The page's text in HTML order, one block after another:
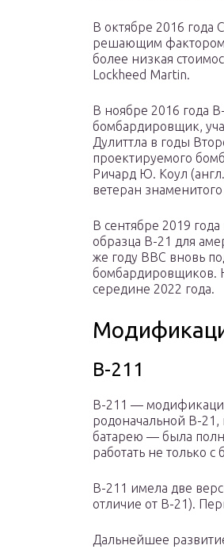
В октябре 2016 года
решающим фактором
более низкая
Lockheed Martin.
В ноябре 2016 года
бомбардировщик,
Дулиттла в годы
проектируемого
Ричард Ю. Коул
ветеран
В сентябре 2019
образца B-21 для
же году ВВС вновь
бомбардировщиков.
середине 2022 года.
В-211
В-211 —
родоначальной В-
батарею — была
работать не только
В-211 имела две
отличие от B-21).
Дальнейшее